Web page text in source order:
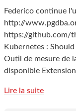
Federico continue
http://
https://github.com/
Kubernetes :
Outil de mesure de
disponible
Lire la suite